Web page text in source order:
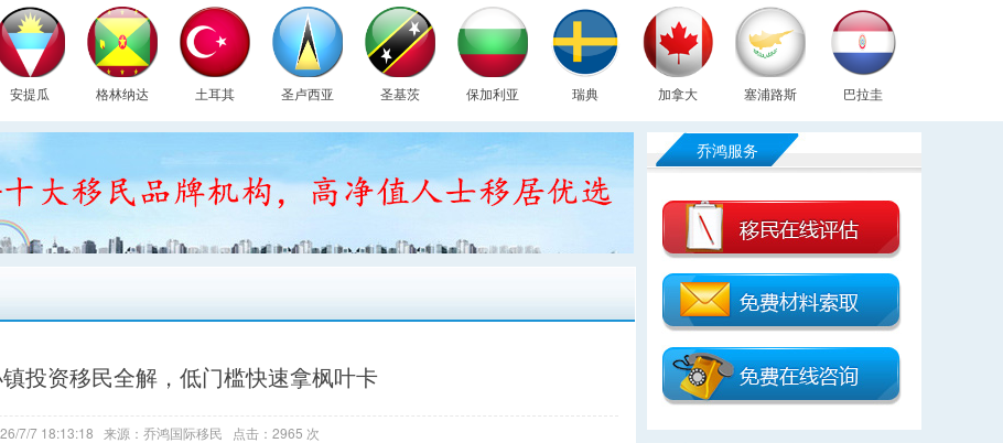
安提瓜 格林纳达 土耳其 圣卢西亚 圣基茨 保加利亚 瑞典 加拿大 塞浦路斯 巴拉圭
投资移民全解，低门槛快速拿枫叶卡
7/7 18:13:18 来源：乔鸿国际移民 点击：2965 次
乔鸿服务